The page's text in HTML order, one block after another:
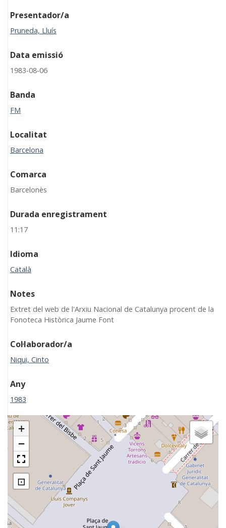
Presentador/a
Pruneda, Lluís
Data emissió
1983-08-06
Banda
FM
Localitat
Barcelona
Comarca
Barcelonès
Durada enregistrament
11:17
Idioma
Català
Notes
Extret del web de l'Arxiu Nacional de Catalunya procent de la
Fonoteca Històrica Jaume Font
Col·laborador/a
Niqui, Cinto
Any
1983
+
−
⊡